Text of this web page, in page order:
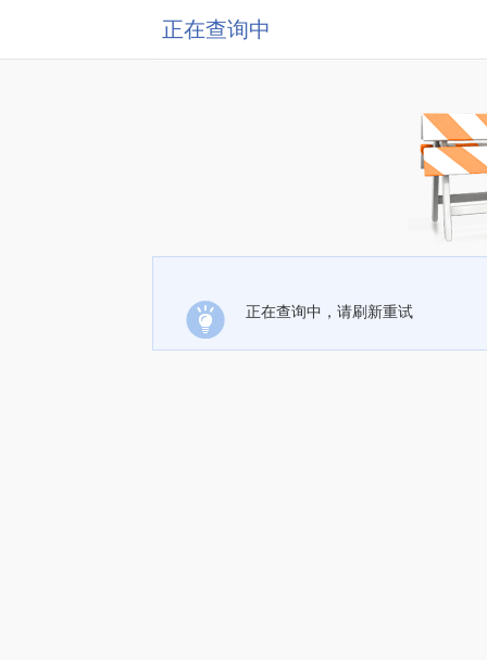
正在查询中
正在查询中，请刷新重试